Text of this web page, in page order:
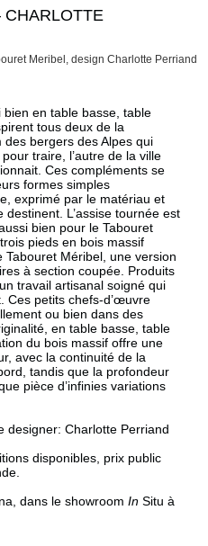
CHARLOTTE
Meribel, design Charlotte Perriand
bien en table basse, table
tous deux de la
des bergers des Alpes qui
traire, l’autre de la ville
Ces compléments se
formes simples
exprimé par le matériau et
L’assise tournée est
bien pour le Tabouret
pieds en bois massif
Méribel, une version
à section coupée. Produits
travail artisanal soigné qui
Ces petits chefs-d’œuvre
ou bien dans des
en table basse, table
du bois massif offre une
avec la continuité de la
tandis que la profondeur
pièce d’infinies variations
designer: Charlotte Perriand
disponibles, prix public
dans le showroom In Situ à